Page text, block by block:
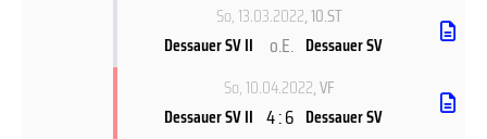
So, 13.03.2022, 10.ST
Dessauer SV II
o.E. Dessauer SV
So, 10.04.2022, VF
Dessauer SV II 4 : 6 Dessauer SV